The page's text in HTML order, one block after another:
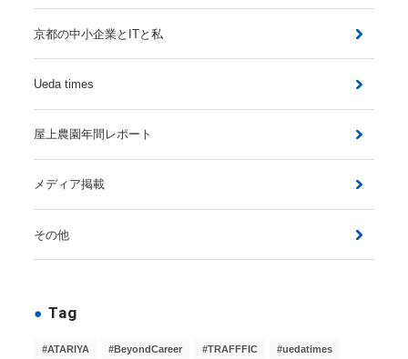
京都の中小企業とITと私
Ueda times
屋上農園年間レポート
メディア掲載
その他
Tag
ATARIYA BeyondCareer TRAFFFIC uedatimes